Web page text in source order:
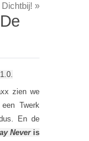
»
zien we
Twerk
En de
Neveris